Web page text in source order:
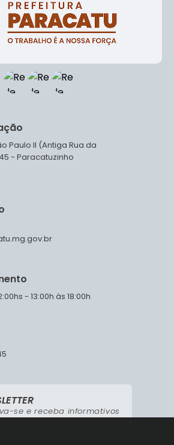
Paulo II (Antiga Rua da
- Paracatuzinho
- 13:00h às 18:00h
se e receba informativos